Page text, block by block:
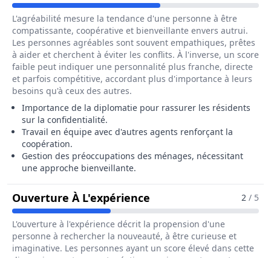
L'agréabilité mesure la tendance d'une personne à être
compatissante, coopérative et bienveillante envers autrui.
Les personnes agréables sont souvent empathiques, prêtes
à aider et cherchent à éviter les conflits. À l'inverse, un score
faible peut indiquer une personnalité plus franche, directe
et parfois compétitive, accordant plus d'importance à leurs
besoins qu'à ceux des autres.
Importance de la diplomatie pour rassurer les résidents
sur la confidentialité.
Travail en équipe avec d'autres agents renforçant la
coopération.
Gestion des préoccupations des ménages, nécessitant
une approche bienveillante.
Ouverture À L'expérience Pour Le Métier De
2 / 5
L'ouverture à l'expérience décrit la propension d'une
personne à rechercher la nouveauté, à être curieuse et
imaginative. Les personnes ayant un score élevé dans cette